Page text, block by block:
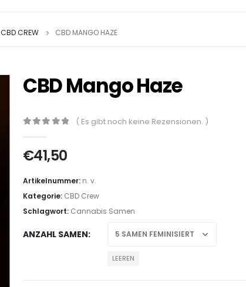
CBD CREW CBD MANGO HAZE
CBD Mango Haze
( Es gibt noch keine Rezensionen. )
€41,50
Artikelnummer: n. v.
Kategorie: CBD Crew
Schlagwort: Cannabis Samen
ANZAHL SAMEN
LEEREN